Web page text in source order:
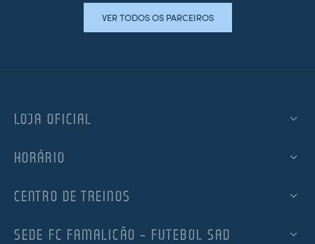
VER TODOS OS PARCEIROS
LOJA OFICIAL
HORÁRIO
CENTRO DE TREINOS
SEDE FC FAMALICÃO – FUTEBOL SAD